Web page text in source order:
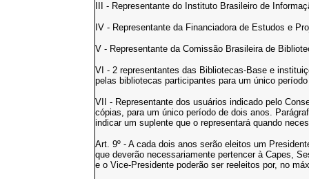
III - Representante do Instituto Brasileiro de
IV - Representante da Financiadora de Estudos e
V - Representante da Comissão Brasileira de
VI - 2 representantes das Bibliotecas-Base e
pelas bibliotecas participantes para um único
VII - Representante dos usuários indicado pelo
cópias, para um único período de dois anos.
indicar um suplente que o representará quando
Art. 9º - A cada dois anos serão eleitos um
que deverão necessariamente pertencer à Capes,
e o Vice-Presidente poderão ser reeleitos por, no